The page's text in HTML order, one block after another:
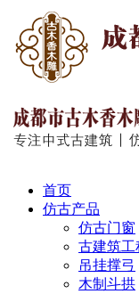
首页
仿古产品
仿古门窗
古建筑工
吊挂撑弓
木制斗拱